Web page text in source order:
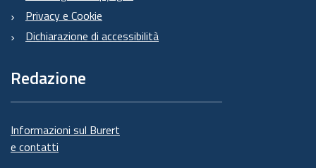
Privacy e Cookie
Dichiarazione di accessibilità
Redazione
Informazioni sul Burert
e contatti